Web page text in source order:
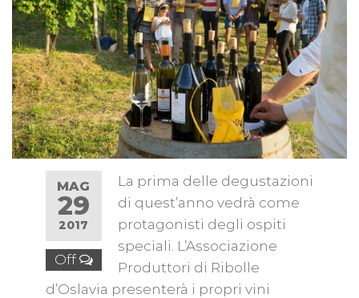
MAG
29
2017
Off
La prima delle degustazioni
di quest’anno vedrà come
protagonisti degli ospiti
speciali. L’Associazione
Produttori di Ribolle
d’Oslavia presenterà i propri vini